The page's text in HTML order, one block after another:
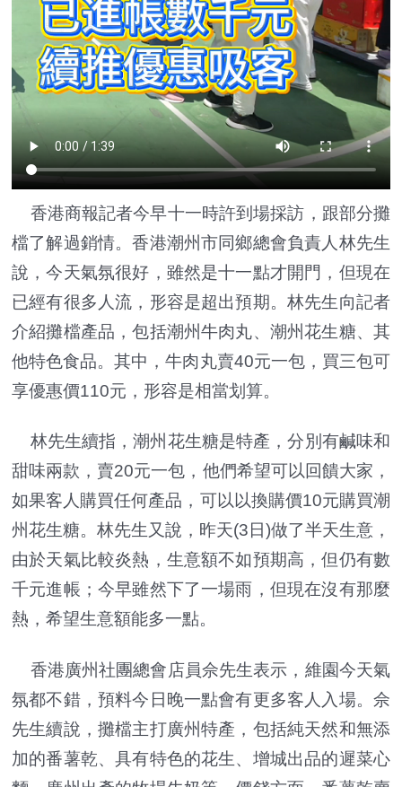
香港商報記者今早十一時許到場採訪，跟部分攤
檔了解過銷情。香港潮州市同鄉總會負責人林先生
說，今天氣氛很好，雖然是十一點才開門，但現在
已經有很多人流，形容是超出預期。林先生向記者
介紹攤檔產品，包括潮州牛肉丸、潮州花生糖、其
他特色食品。其中，牛肉丸賣40元一包，買三包可
享優惠價110元，形容是相當划算。
林先生續指，潮州花生糖是特產，分別有鹹味和
甜味兩款，賣20元一包，他們希望可以回饋大家，
如果客人購買任何產品，可以以換購價10元購買潮
州花生糖。林先生又說，昨天(3日)做了半天生意，
由於天氣比較炎熱，生意額不如預期高，但仍有數
千元進帳；今早雖然下了一場雨，但現在沒有那麼
熱，希望生意額能多一點。
香港廣州社團總會店員佘先生表示，維園今天氣
氛都不錯，預料今日晚一點會有更多客人入場。佘
先生續說，攤檔主打廣州特產，包括純天然和無添
加的番薯乾、具有特色的花生、增城出品的遲菜心